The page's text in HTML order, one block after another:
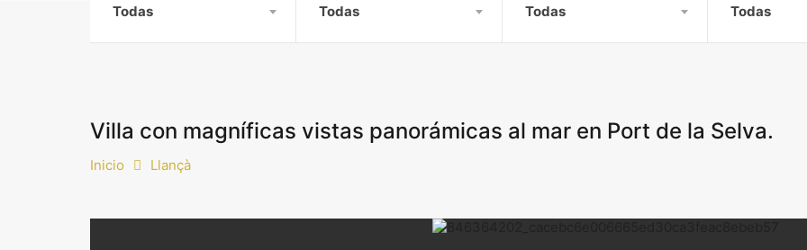
Todas Todas Todas Todas
Villa con magníficas vistas panorámicas al mar en Port de la Selva.
Inicio Llançà